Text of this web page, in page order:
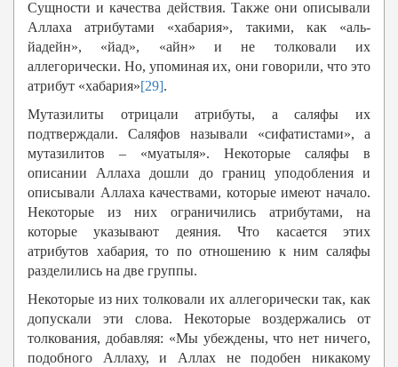
Сущности и качества действия. Также они описывали
Аллаха атрибутами «хабария», такими, как «аль-
йадейн», «йад», «айн» и не толковали их
аллегорически. Но, упоминая их, они говорили, что это
атрибут «хабария»[29].
Мутазилиты отрицали атрибуты, а саляфы их
подтверждали. Саляфов называли «сифатистами», а
мутазилитов – «муатыля». Некоторые саляфы в
описании Аллаха дошли до границ уподобления и
описывали Аллаха качествами, которые имеют начало.
Некоторые из них ограничились атрибутами, на
которые указывают деяния. Что касается этих
атрибутов хабария, то по отношению к ним саляфы
разделились на две группы.
Некоторые из них толковали их аллегорически так, как
допускали эти слова. Некоторые воздержались от
толкования, добавляя: «Мы убеждены, что нет ничего,
подобного Аллаху, и Аллах не подобен никакому